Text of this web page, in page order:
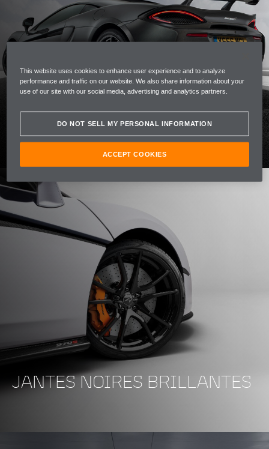
KIT D’APPUI
AÉRODYNAMIQUE RENFORCÉ
JANTES NOIRES BRILLANTES
This website uses cookies to enhance user experience and to analyze
performance and traffic on our website. We also share information about your
use of our site with our social media, advertising and analytics partners.
DO NOT SELL MY PERSONAL INFORMATION
ACCEPT COOKIES